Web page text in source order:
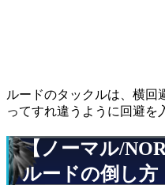
ルードのタックルは、横回
ってすれ違うように回避を
【ノーマル/
ルードの倒し方